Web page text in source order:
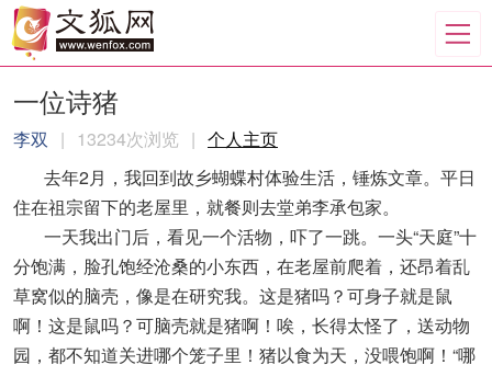
一位诗猪
李双 | 13234次浏览 | 个人主页
去年2月，我回到故乡蝴蝶村体验生活，锤炼文章。平日
住在祖宗留下的老屋里，就餐则去堂弟李承包家。
一天我出门后，看见一个活物，吓了一跳。一头“天庭”十
分饱满，脸孔饱经沧桑的小东西，在老屋前爬着，还昂着乱
草窝似的脑壳，像是在研究我。这是猪吗？可身子就是鼠
啊！这是鼠吗？可脑壳就是猪啊！唉，长得太怪了，送动物
园，都不知道关进哪个笼子里！猪以食为天，没喂饱啊！“哪